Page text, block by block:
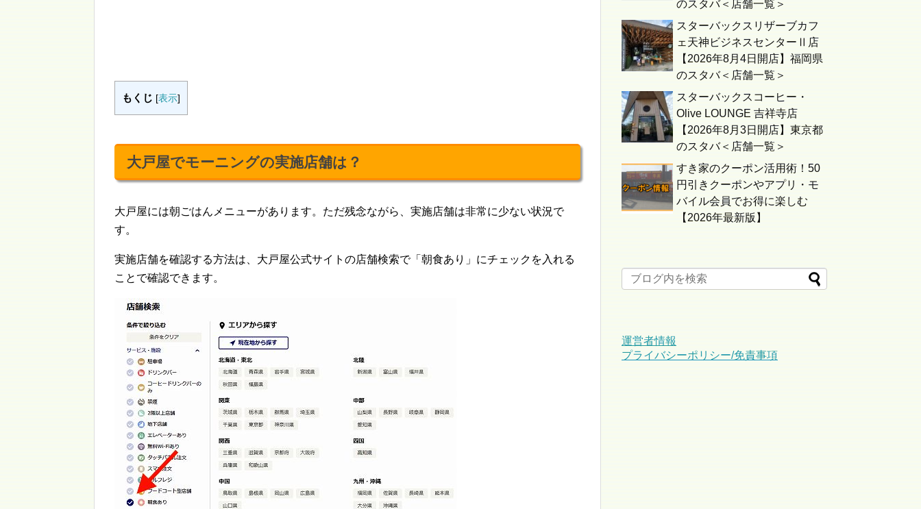
もくじ [表示]
大戸屋でモーニングの実施店舗は？
大戸屋には朝ごはんメニューがあります。ただ残念ながら、実施店舗は非常に少ない状況で
す。
実施店舗を確認する方法は、大戸屋公式サイトの店舗検索で「朝食あり」にチェックを入れる
ことで確認できます。
のスタバ＜店舗一覧＞
スターバックスリザーブカフ
ェ天神ビジネスセンターⅡ店
【2026年8月4日開店】福岡県
のスタバ＜店舗一覧＞
スターバックスコーヒー・
Olive LOUNGE 吉祥寺店
【2026年8月3日開店】東京都
のスタバ＜店舗一覧＞
すき家のクーポン活用術！50
円引きクーポンやアプリ・モ
バイル会員でお得に楽しむ
【2026年最新版】
運営者情報
プライバシーポリシー/免責事項